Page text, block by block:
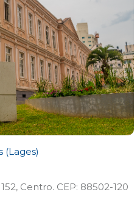
(Lages)
Centro. CEP: 88502-120